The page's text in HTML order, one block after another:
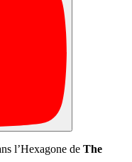
l’Hexagone de The